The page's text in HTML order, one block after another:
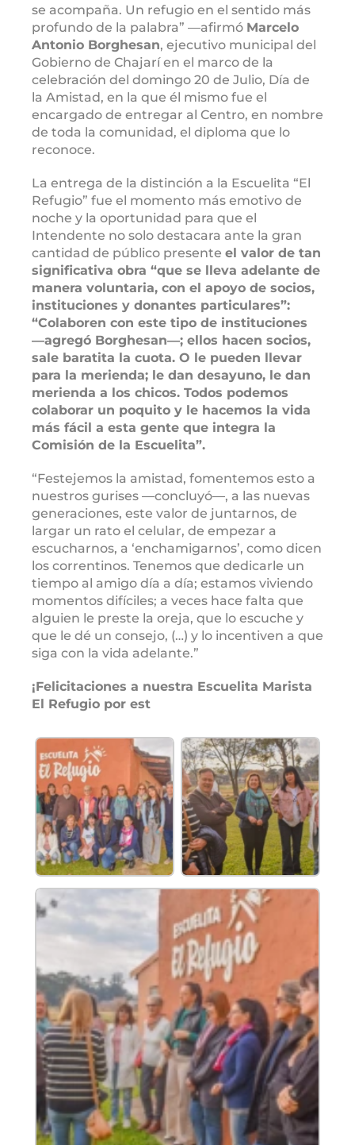
se acompaña. Un refugio en el sentido más
profundo de la palabra” ―afirmó Marcelo
Antonio Borghesan, ejecutivo municipal del
Gobierno de Chajarí en el marco de la
celebración del domingo 20 de Julio, Día de
la Amistad, en la que él mismo fue el
encargado de entregar al Centro, en nombre
de toda la comunidad, el diploma que lo
reconoce.
La entrega de la distinción a la Escuelita “El
Refugio” fue el momento más emotivo de
noche y la oportunidad para que el
Intendente no solo destacara ante la gran
cantidad de público presente el valor de tan
significativa obra “que se lleva adelante de
manera voluntaria, con el apoyo de socios,
instituciones y donantes particulares”:
“Colaboren con este tipo de instituciones
―agregó Borghesan―; ellos hacen socios,
sale baratita la cuota. O le pueden llevar
para la merienda; le dan desayuno, le dan
merienda a los chicos. Todos podemos
colaborar un poquito y le hacemos la vida
más fácil a esta gente que integra la
Comisión de la Escuelita”.
“Festejemos la amistad, fomentemos esto a
nuestros gurises ―concluyó―, a las nuevas
generaciones, este valor de juntarnos, de
largar un rato el celular, de empezar a
escucharnos, a ‘enchamigarnos’, como dicen
los correntinos. Tenemos que dedicarle un
tiempo al amigo día a día; estamos viviendo
momentos difíciles; a veces hace falta que
alguien le preste la oreja, que lo escuche y
que le dé un consejo, (…) y lo incentiven a que
siga con la vida adelante.”
¡Felicitaciones a nuestra Escuelita Marista
El Refugio por est